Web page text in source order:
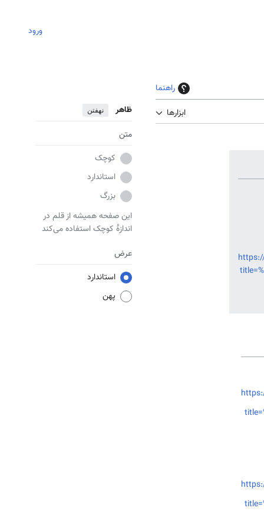
ورود
راهنما
ابزارها
ظاهر نهفتن
متن
کوچک
استاندارد
بزرگ
این صفحه همیشه از قلم در
اندازهٔ کوچک استفاده می‌کند
عرض
استاندارد
پهن